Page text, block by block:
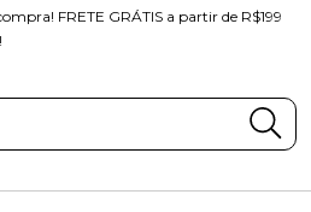
FRETE GRÁTIS a partir de R$199